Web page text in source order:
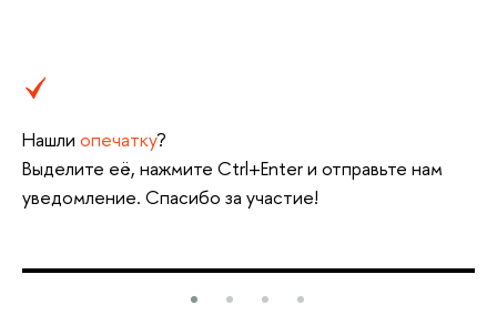
Нашли опечатку?
Выделите её, нажмите Ctrl+Enter и отправьте нам
уведомление. Спасибо за участие!